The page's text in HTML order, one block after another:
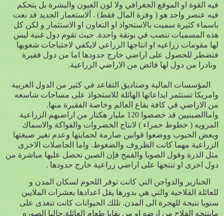
فيه القوة او الموقع الجغرافي ولا لون العيون والبشرة بل يتحكم
فيه عنصر واحد هو ( وفرة المال فقط) . ألاستعمار الجديد قد نعت
باسماء كثيرة سميت بالاستحواذ او التعاون او الاستثمار و لكن كل
هذه المسميات تنصب في بوتقة واحدة. حيث تقوم دول غنية ليس
لها مقومات زراعيه او انتاجها الزراعي لايكفي لاحتياجات شعوبها
فتضطر للحصول على اراضي خارج حدودها اما من دول فقيرة
ونادرا من دول لها فائض من الاراضي الزراعية.
المؤسسات المالية وصناديق التقاعد في كثير من الدول الغربية
وامريكا تستثمر ايداعاتها الهائلة للاستحواذ على مساحات شاسعه
من الاراضي قي كافة بقاع العالم وخاصة الفقيرة منها.
واماالصينيين قد خصصوا 120 مليار هكتار من اراضيهم الزراعية
المرويه ( خطوط حمراء ) لانتاج الخضروات والفواكة والاسماك
وبعض الحبوب ووضعوا قوانين صارمة لحمايتها وعدم تغير صبغتها
الزراعية مهما كانت الظروف والضغوط. واما الحاصلات الاخرى
مثل الذرة وفول الصويا والقمح فإن الصين تحصل عليها مباشرة من
دول اخرى او تنتجها على اراضي زراعية خارج حدودها .
الخنازير والدواجن التي كانت توفر اللحوم لسكان المدن و
للعائلة الفلاحية والتي هي بدورها يقل اعدادها بعشرات الملايين
سنويا نتيجة للهجرة الى المدن. تللك الحيوانات كانت تتغذى على
ماينتجه الفلاح من ارضه او من بقايا طعام العائلة.حاليا الصوره